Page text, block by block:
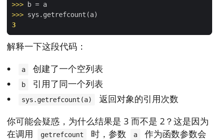
>>>
>>>
3
解释一下这段代码：
a 创建了一个空列表
b 引用了同一个列表
sys.getrefcount(a)
返回对象的引用次数
你可能会疑惑，为什么结果是 3 而不是 2？这是因为
在调用
getrefcount 时，参数 a
作为函数参数会